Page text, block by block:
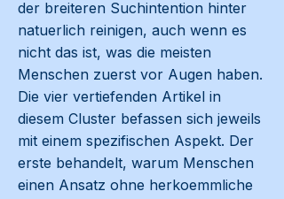
der breiteren Suchintention hinter
natuerlich reinigen, auch wenn es
nicht das ist, was die meisten
Menschen zuerst vor Augen haben.
Die vier vertiefenden Artikel in
diesem Cluster befassen sich jeweils
mit einem spezifischen Aspekt. Der
erste behandelt, warum Menschen
einen Ansatz ohne herkoemmliche